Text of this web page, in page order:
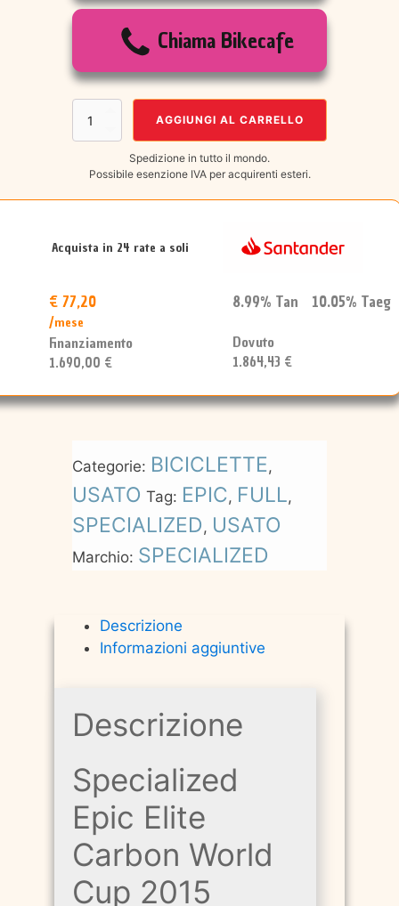
€2.590,00.
€1.690,00.Chiama Bikecafe
Specialized
Epic
Elite
World
quantità
AGGIUNGI AL CARRELLO
Spedizione in tutto il mondo.
Possibile esenzione IVA per acquirenti esteri.
Acquista in 24 rate a soli
€ 77,20
/mese
Finanziamento
1.690,00 €
8.99% Tan 10.05% Taeg
Dovuto
1.864,43 €
Categorie: BICICLETTE,
USATO Tag: EPIC, FULL,
SPECIALIZED , USATO
Marchio: SPECIALIZED
Descrizione
Informazioni aggiuntive
Descrizione
Specialized
Epic Elite
Carbon World
Cup 2015